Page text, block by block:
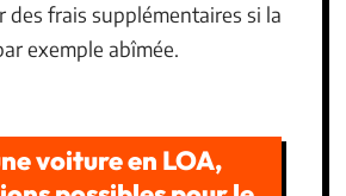
des frais supplémentaires si la
exemple abîmée.
voiture en LOA,